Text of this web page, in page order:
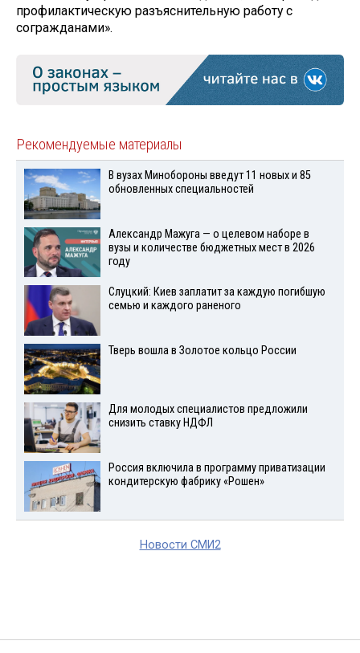
профилактическую разъяснительную работу с
согражданами».
Рекомендуемые материалы
В вузах Минобороны введут 11 новых и 85
обновленных специальностей
Александр Мажуга — о целевом наборе в
вузы и количестве бюджетных мест в 2026
году
Слуцкий: Киев заплатит за каждую погибшую
семью и каждого раненого
Тверь вошла в Золотое кольцо России
Для молодых специалистов предложили
снизить ставку НДФЛ
Россия включила в программу приватизации
кондитерскую фабрику «Рошен»
Новости СМИ2